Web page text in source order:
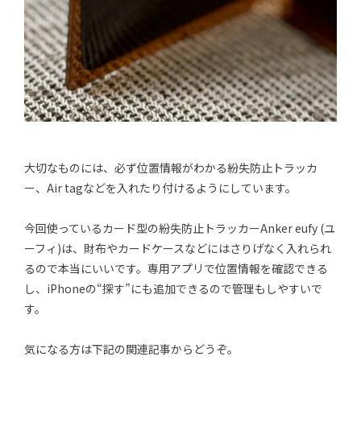
大切なものには、必ず位置情報がわかる紛失防止トラッカ
ー、Air tagなどを入れたり付けるようにしています。
今回使っているカード型の紛失防止トラッカーAnker eufy (ユ
ーフィ)は、財布やカードケースなどにはさりげなく入れられ
るので本当にいいです。専用アプリで位置情報を確認できる
し、iPhoneの“探す”にも追加できるので管理もしやすいで
す。
気になる方は下記の関連記事からどうぞ。